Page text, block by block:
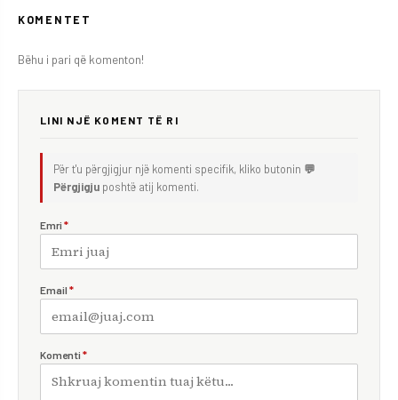
KOMENTET
Bëhu i pari që komenton!
LINI NJË KOMENT TË RI
Për t'u përgjigjur një komenti specifik, kliko butonin 💬
Përgjigju poshtë atij komenti.
Emri *
Email *
Komenti *